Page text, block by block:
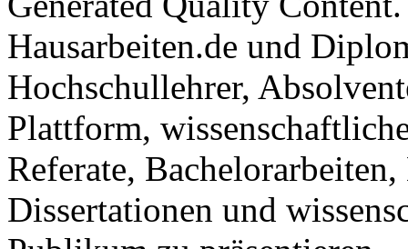
Hausarbeiten.de und
Hochschullehrer,
Plattform,
Referate,
Dissertationen und